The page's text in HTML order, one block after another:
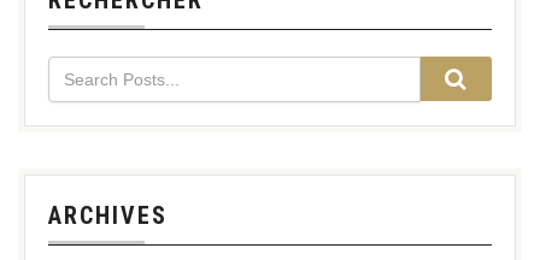
ARCHIVES